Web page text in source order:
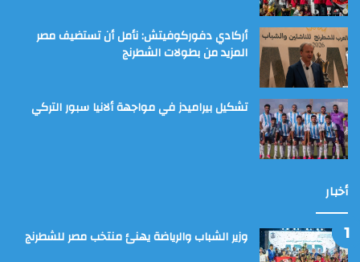
أركادي دفوركوفيتش: نأمل أن تستضيف مصر
المزيد من بطولات الشطرنج
تشكيل بيراميدز في مواجهة ألانيا سبور التركي
أخبار
وزير الشباب والرياضة يهنئ منتخب مصر للشطرنج